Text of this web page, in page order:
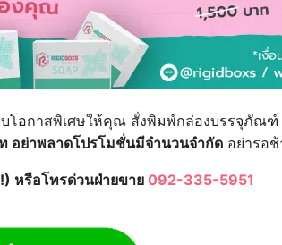
บโอกาสพิเศษให้คุณ สั่งพิมพ์กล่องบรรจุภัณฑ์
อย่าพลาดโปรโมชั่นมีจำนวนจำกัด อย่ารอ
หรือโทรด่วนฝ่ายขาย 092-335-5951